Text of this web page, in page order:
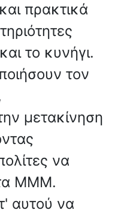
πρακτικά
το κυνήγι.
τον
μετακίνηση
να
ΜΜΜ.
αυτού να